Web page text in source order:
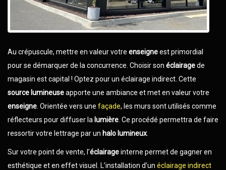
Au crépuscule, mettre en valeur votre enseigneest primordial
pour se démarquer de la concurrence. Choisir son éclairagede
magasin est capital ! Optez pour un éclairage indirect. Cette
source lumineuseapporte une ambiance et met en valeur votre
enseigne . Orientée vers une façade, les murs sont utilisés comme
réflecteurs pour diffuser la lumière . Ce procédé permettra de faire
ressortir votre lettrage par un halo lumineux
Sur votre point de vente, l’éclairageinterne permet de gagner en
esthétique et en effet visuel. L’installation d’un éclairage indirect